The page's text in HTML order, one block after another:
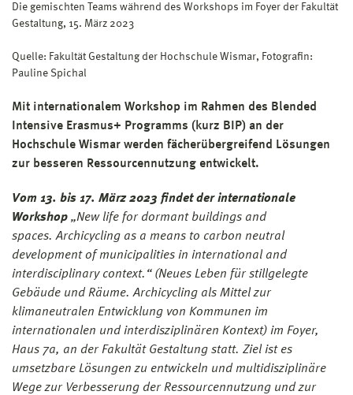
Die gemischten Teams während des Workshops im Foyer der Fakultät
Gestaltung, 15. März 2023
Quelle: Fakultät Gestaltung der Hochschule Wismar, Fotografin:
Pauline Spichal
Mit internationalem Workshop im Rahmen des Blended
Intensive Erasmus+ Programms (kurz BIP) an der
Hochschule Wismar werden fächerübergreifend Lösungen
zur besseren Ressourcennutzung entwickelt.
Vom 13. bis 17. März 2023 findet der internationale
Workshop „New life for dormant buildings and
spaces. Archicycling as a means to carbon neutral
development of municipalities in international and
interdisciplinary context.“ (Neues Leben für stillgelegte
Gebäude und Räume. Archicycling als Mittel zur
klimaneutralen Entwicklung von Kommunen im
internationalen und interdisziplinären Kontext) im Foyer,
Haus 7a, an der Fakultät Gestaltung statt. Ziel ist es
umsetzbare Lösungen zu entwickeln und multidisziplinäre
Wege zur Verbesserung der Ressourcennutzung und zur